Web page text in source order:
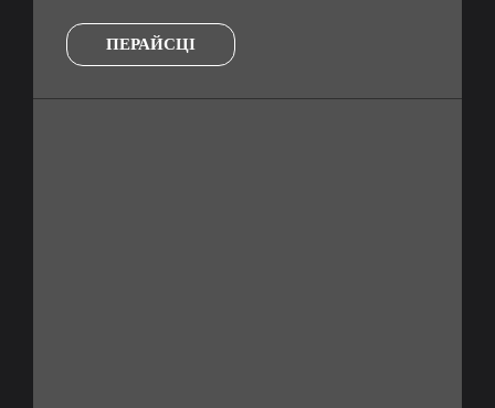
ПЕРАЙСЦІ